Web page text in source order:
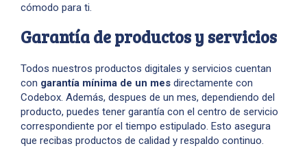
cómodo para ti.
Garantía de productos y servicios
Todos nuestros productos digitales y servicios cuentan
con garantía mínima de un mes directamente con
Codebox. Además, despues de un mes, dependiendo del
producto, puedes tener garantía con el centro de servicio
correspondiente por el tiempo estipulado. Esto asegura
que recibas productos de calidad y respaldo continuo.